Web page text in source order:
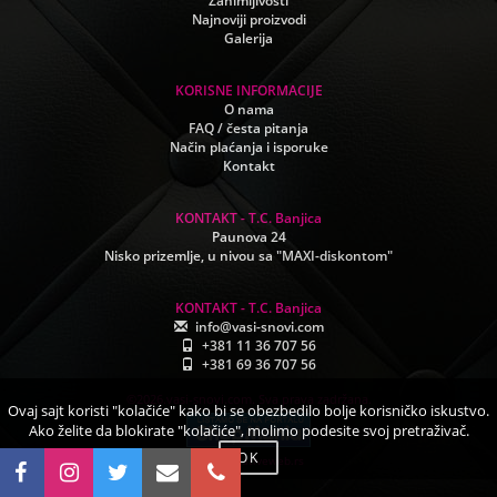
Najnoviji proizvodi
Galerija
KORISNE INFORMACIJE
O nama
FAQ / česta pitanja
Način plaćanja i isporuke
Kontakt
KONTAKT - T.C. Banjica
Paunova 24
Nisko prizemlje, u nivou sa "MAXI-diskontom"
KONTAKT - T.C. Banjica
info@vasi-snovi.com
+381 11 36 707 56
+381 69 36 707 56
www.creativeweb.rs
Ovaj sajt koristi "kolačiće" kako bi se obezbedilo bolje korisničko iskustvo.
Ako želite da blokirate "kolačiće", molimo podesite svoj pretraživač.
OK